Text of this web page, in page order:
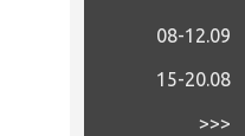
08-12.09
15-20.08
>>>